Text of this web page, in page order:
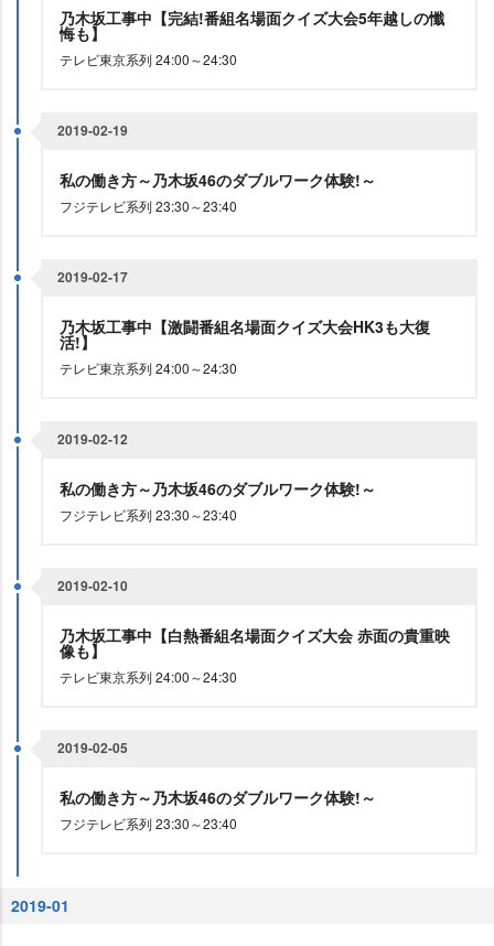
乃木坂工事中【完結!番組名場面クイズ大会5年越しの懺
悔も】
テレビ東京系列 24:00～24:30
2019-02-19
私の働き方～乃木坂46のダブルワーク体験!～
フジテレビ系列 23:30～23:40
2019-02-17
乃木坂工事中【激闘番組名場面クイズ大会HK3も大復
活!】
テレビ東京系列 24:00～24:30
2019-02-12
私の働き方～乃木坂46のダブルワーク体験!～
フジテレビ系列 23:30～23:40
2019-02-10
乃木坂工事中【白熱番組名場面クイズ大会 赤面の貴重映
像も】
テレビ東京系列 24:00～24:30
2019-02-05
私の働き方～乃木坂46のダブルワーク体験!～
フジテレビ系列 23:30～23:40
2019-01